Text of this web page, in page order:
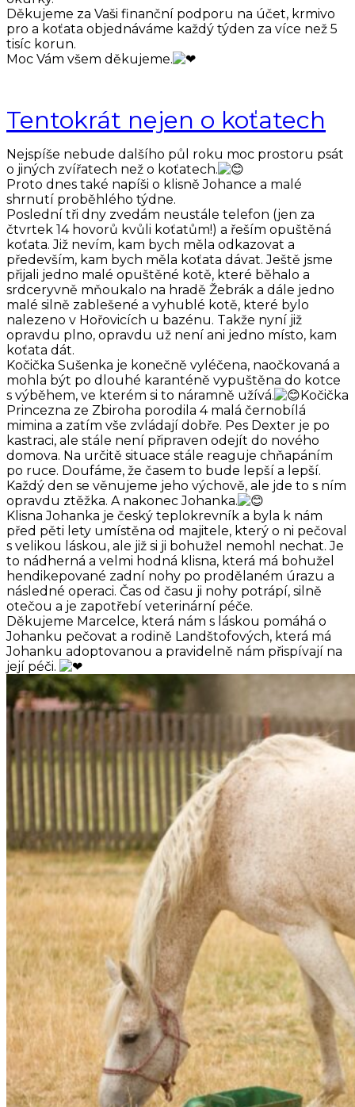
Děkujeme za Vaši finanční podporu na účet, krmivo
pro a koťata objednáváme každý týden za více než 5
tisíc korun.
Moc Vám všem děkujeme.
Tentokrát nejen o koťatech
Nejspíše nebude dalšího půl roku moc prostoru psát
o jiných zvířatech než o koťatech.
Proto dnes také napíši o klisně Johance a malé
shrnutí proběhlého týdne.
Poslední tři dny zvedám neustále telefon (jen za
čtvrtek 14 hovorů kvůli koťatům!) a řeším opuštěná
koťata. Již nevím, kam bych měla odkazovat a
především, kam bych měla koťata dávat. Ještě jsme
přijali jedno malé opuštěné kotě, které běhalo a
srdceryvně mňoukalo na hradě Žebrák a dále jedno
malé silně zablešené a vyhublé kotě, které bylo
nalezeno v Hořovicích u bazénu. Takže nyní již
opravdu plno, opravdu už není ani jedno místo, kam
koťata dát.
Kočička Sušenka je konečně vyléčena, naočkovaná a
mohla být po dlouhé karanténě vypuštěna do kotce
s výběhem, ve kterém si to náramně užívá.
Kočička
Princezna ze Zbiroha porodila 4 malá černobílá
mimina a zatím vše zvládají dobře. Pes Dexter je po
kastraci, ale stále není připraven odejít do nového
domova. Na určitě situace stále reaguje chňapáním
po ruce. Doufáme, že časem to bude lepší a lepší.
Každý den se věnujeme jeho výchově, ale jde to s ním
opravdu ztěžka. A nakonec Johanka.
Klisna Johanka je český teplokrevník a byla k nám
před pěti lety umístěna od majitele, který o ni pečoval
s velikou láskou, ale již si ji bohužel nemohl nechat. Je
to nádherná a velmi hodná klisna, která má bohužel
hendikepované zadní nohy po prodělaném úrazu a
následné operaci. Čas od času ji nohy potrápí, silně
otečou a je zapotřebí veterinární péče.
Děkujeme Marcelce, která nám s láskou pomáhá o
Johanku pečovat a rodině Landštofových, která má
Johanku adoptovanou a pravidelně nám přispívají na
její péči.